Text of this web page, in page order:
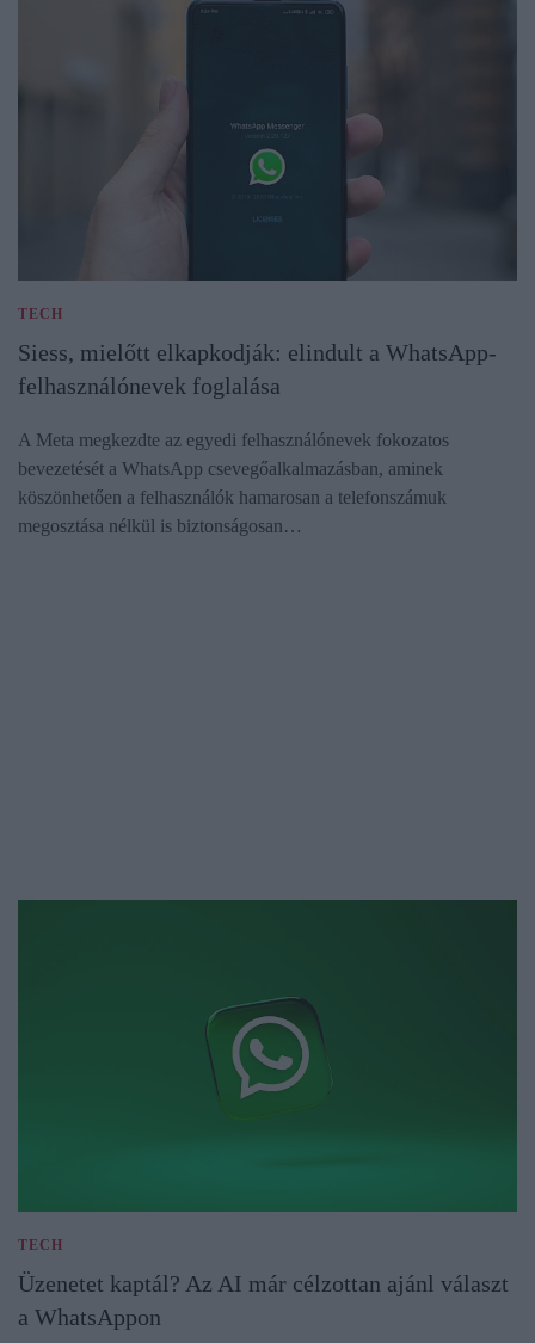
TECH
Siess, mielőtt elkapkodják: elindult a WhatsApp-
felhasználónevek foglalása
A Meta megkezdte az egyedi felhasználónevek fokozatos
bevezetését a WhatsApp csevegőalkalmazásban, aminek
köszönhetően a felhasználók hamarosan a telefonszámuk
megosztása nélkül is biztonságosan…
TECH
Üzenetet kaptál? Az AI már célzottan ajánl választ
a WhatsAppon